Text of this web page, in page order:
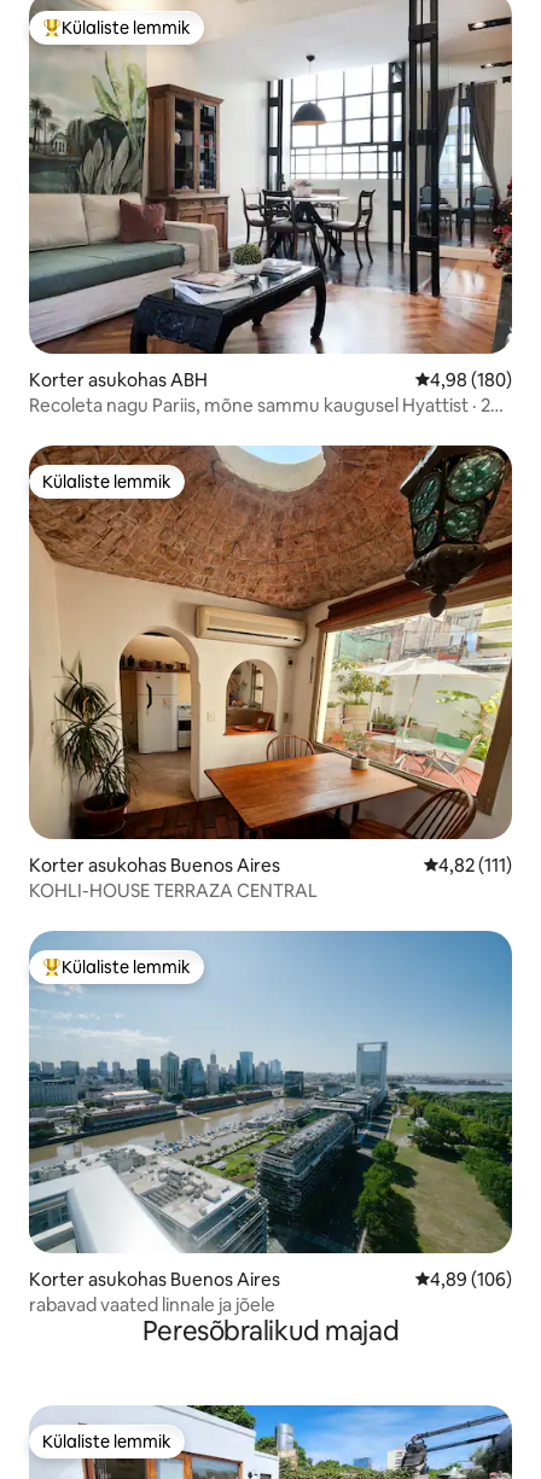
Külaliste suur lemmik
Külaliste lemmik
Korter asukohas ABH Keskmine
4,98 (180)
Recoleta nagu Pariis, mõne sammu kaugusel Hyattist · 2
Külaliste lemmik
Külaliste lemmik
Korter asukohas Buenos Aires Keskmine
4,82 (111)
KOHLI-HOUSE TERRAZA CENTRAL
Külaliste suur lemmik
Külaliste lemmik
Korter asukohas Buenos Aires Keskmine
4,89 (106)
rabavad vaated linnale ja jõele
Peresõbralikud majad
Külaliste lemmik
Külaliste lemmik